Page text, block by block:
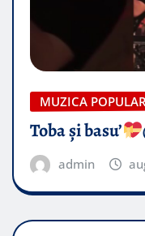
MUZICA
Toba și basu’
admin